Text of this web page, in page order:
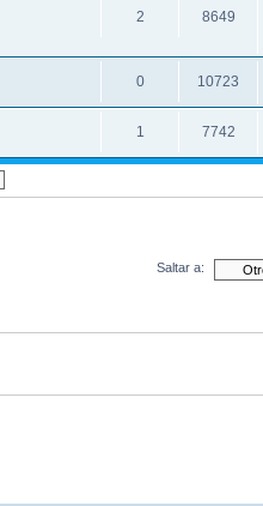
2 8649
0 10723
1 7742
Saltar a: